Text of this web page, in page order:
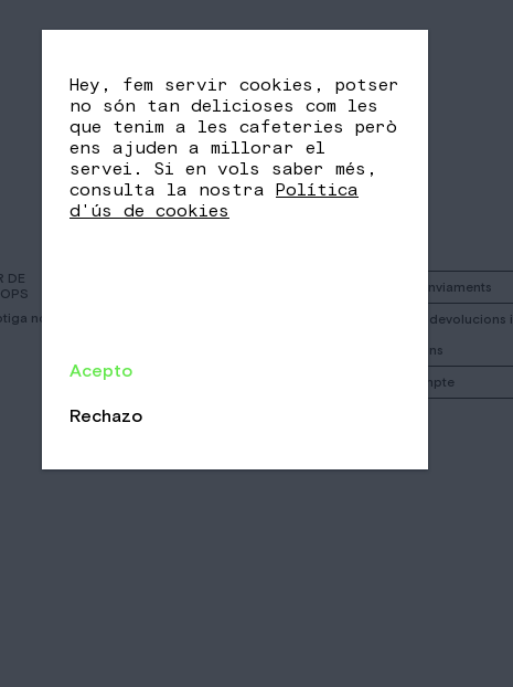
SHARE FB TW
DE
nomad mes
Politica d’enviaments
Politica de devolucions i
cancelacions
El meu compte
Hey, fem servir cookies, potser
no són tan delicioses com les
que tenim a les cafeteries però
ens ajuden a millorar el
servei. Si en vols saber més,
consulta la nostra Política
d'ús de cookies
Acepto
Rechazo